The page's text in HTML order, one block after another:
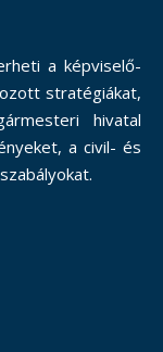
a képviselő-
stratégiákat,
hivatal
a civil- és